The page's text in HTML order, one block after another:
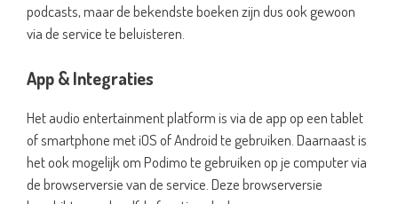
podcasts, maar de bekendste boeken zijn dus ook gewoon
via de service te beluisteren.
App & Integraties
Het audio entertainment platform is via de app op een tablet
of smartphone met iOS of Android te gebruiken. Daarnaast is
het ook mogelijk om Podimo te gebruiken op je computer via
de browserversie van de service. Deze browserversie